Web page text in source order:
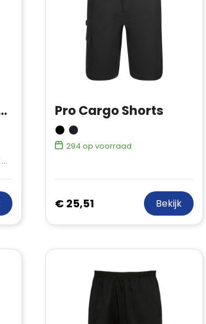
Pants Women Pro Cargo Shorts
294 op voorraad
€ 25,51 Bekijk